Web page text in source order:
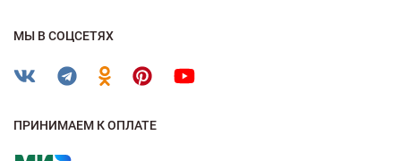
МЫ В СОЦСЕТЯХ
ПРИНИМАЕМ К ОПЛАТЕ